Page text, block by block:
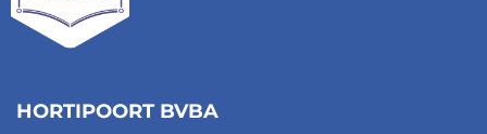
HORTIPOORT BVBA